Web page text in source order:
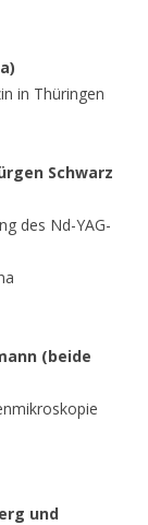
in Thüringen
Schwarz
des Nd-YAG-
(beide
und